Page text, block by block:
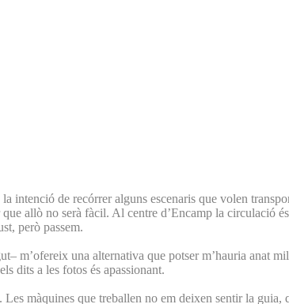
intenció de recórrer alguns escenaris que volen
allò no serà fàcil. Al centre d’Encamp la circulació
però passem.
m’ofereix una alternativa que potser m’hauria anat
dits a les fotos és apassionant.
màquines que treballen no em deixen sentir la guia,